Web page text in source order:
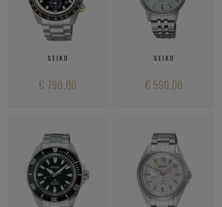
SEIKO
€ 790,00
SEIKO
€ 590,00